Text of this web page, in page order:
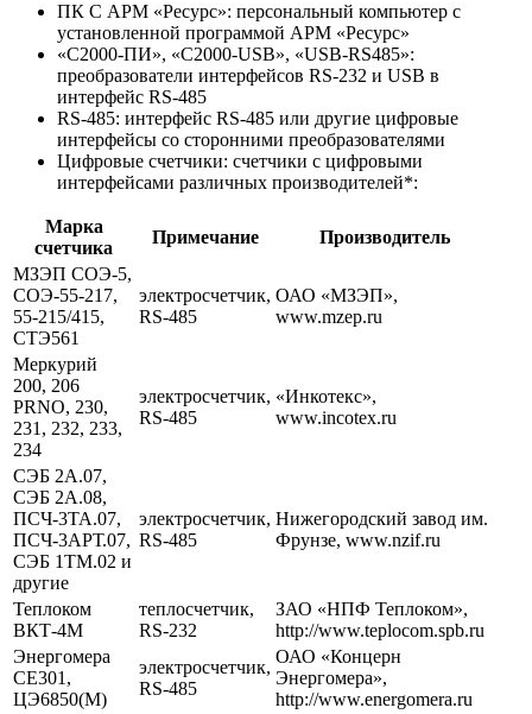
ПК С АРМ «Ресурс»: персональный компьютер с
установленной программой АРМ «Ресурс»
«С2000-ПИ», «С2000-USB», «USB-RS485»:
преобразователи интерфейсов RS-232 и USB в
интерфейс RS-485
RS-485: интерфейс RS-485 или другие цифровые
интерфейсы со сторонними преобразователями
Цифровые счетчики: счетчики с цифровыми
интерфейсами различных производителей*:
Марка
счетчика
Примечание
Производитель
МЗЭП СОЭ-5,
СОЭ-55-217,
55-215/415,
СТЭ561
электросчетчик,
RS-485
ОАО «МЗЭП»,
www.mzep.ru
Меркурий
200, 206
PRNO, 230,
231, 232, 233,
234
электросчетчик,
RS-485
«Инкотекс»,
www.incotex.ru
СЭБ 2А.07,
СЭБ 2А.08,
ПСЧ-3ТА.07,
ПСЧ-3АРТ.07,
СЭБ 1TM.02 и
другие
электросчетчик,
RS-485
Нижегородский завод им.
Фрунзе, www.nzif.ru
Теплоком
ВКТ-4М
теплосчетчик,
RS-232
ЗАО «НПФ Теплоком»,
http://www.teplocom.spb.ru
Энергомера
СЕ301,
ЦЭ6850(М)
электросчетчик,
RS-485
ОАО «Концерн
Энергомера»,
http://www.energomera.ru